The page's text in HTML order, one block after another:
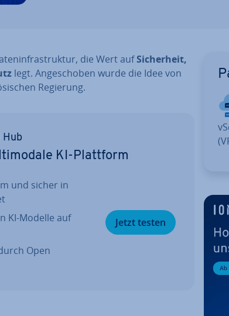
die Wert aufSi­cher­heit,
legt. An­ge­scho­ben wurde die Idee von
Regierung.
Hub
KI-Plattform
und sicher in
KI-Modelle auf
Open
Jetzt testen